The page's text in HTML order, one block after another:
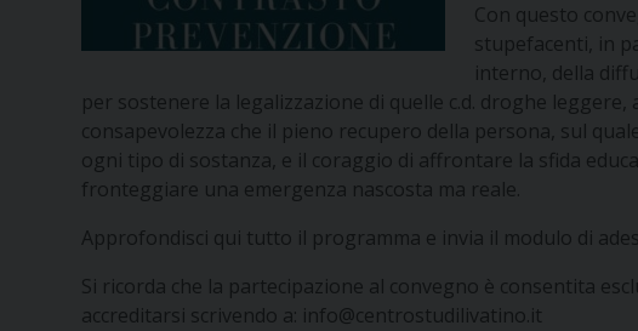
Con questo
stupefacenti, in
interno, della
per sostenere la legalizzazione di quelle c.d. droghe
consapevolezza che il pieno recupero della persona, sul
ogni tipo di sostanza, e il coraggio di affrontare la sfida
fronteggiare una emergenza nascosta ma reale.
Approfondisci qui tutto il programma e invia il modulo di
Si ricorda che la partecipazione al convegno è consentita
accreditarsi scrivendo a: info@centrostudilivatino.it